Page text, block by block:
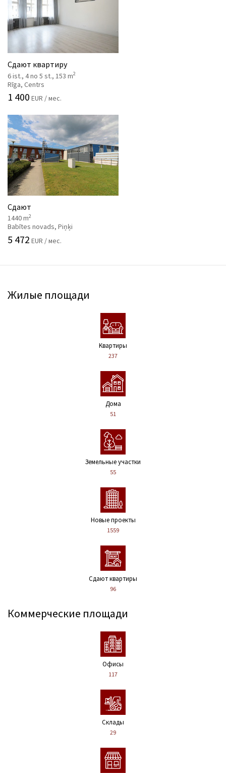
Сдают квартиру
6 ist., 4 no 5 st., 153 m2
Rīga, Centrs
1 400 EUR / мес.
Сдают
1440 m2
Babītes novads, Piņķi
5 472 EUR / мес.
Жилые площади
Kвартиры
237
Дома
51
Земельные участки
55
Новые проекты
1559
Сдают квартиры
96
Коммерческие площади
Офисы
117
Склады
29